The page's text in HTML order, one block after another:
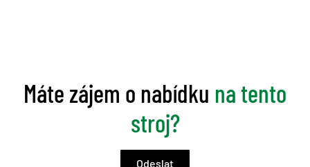
Máte zájem o nabídku na tento
stroj?